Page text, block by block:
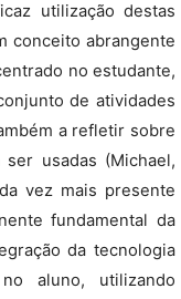
utilização destas
conceito abrangente
no estudante,
de atividades
a refletir sobre
usadas (Michael,
vez mais presente
fundamental da
da tecnologia
aluno, utilizando